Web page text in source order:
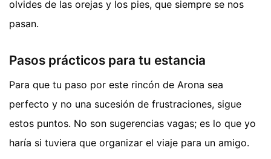
olvides de las orejas y los pies, que siempre se nos
pasan.
Pasos prácticos para tu estancia
Para que tu paso por este rincón de Arona sea
perfecto y no una sucesión de frustraciones, sigue
estos puntos. No son sugerencias vagas; es lo que yo
haría si tuviera que organizar el viaje para un amigo.